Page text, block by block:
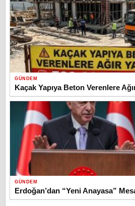
GÜNDEM
Kaçak Yapıya Beton Verenlere
GÜNDEM
Erdoğan’dan “Yeni Anayasa”